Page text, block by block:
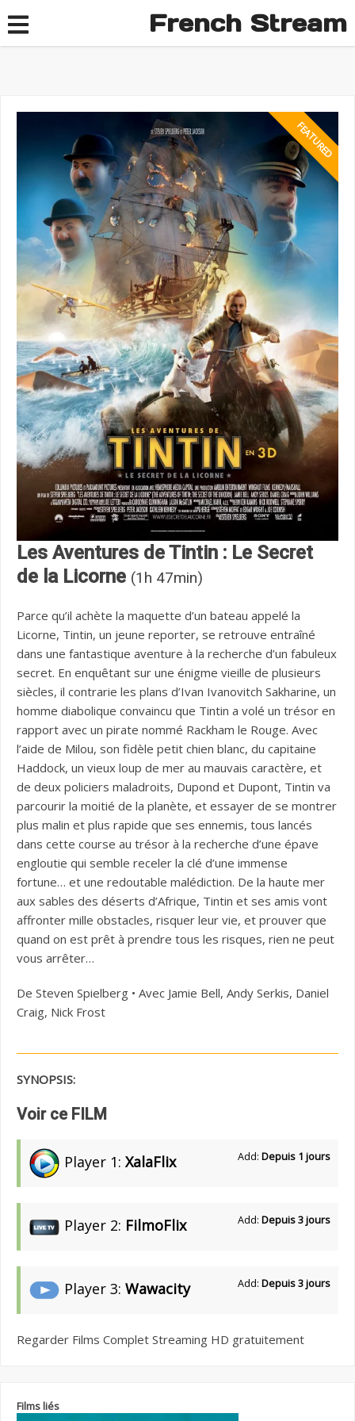
French Stream
Les Aventures de Tintin : Le Secret
de la Licorne (1h 47min)
Parce qu’il achète la maquette d’un bateau appelé la
Licorne, Tintin, un jeune reporter, se retrouve entraîné
dans une fantastique aventure à la recherche d’un fabuleux
secret. En enquêtant sur une énigme vieille de plusieurs
siècles, il contrarie les plans d’Ivan Ivanovitch Sakharine, un
homme diabolique convaincu que Tintin a volé un trésor en
rapport avec un pirate nommé Rackham le Rouge. Avec
l’aide de Milou, son fidèle petit chien blanc, du capitaine
Haddock, un vieux loup de mer au mauvais caractère, et
de deux policiers maladroits, Dupond et Dupont, Tintin va
parcourir la moitié de la planète, et essayer de se montrer
plus malin et plus rapide que ses ennemis, tous lancés
dans cette course au trésor à la recherche d’une épave
engloutie qui semble receler la clé d’une immense
fortune… et une redoutable malédiction. De la haute mer
aux sables des déserts d’Afrique, Tintin et ses amis vont
affronter mille obstacles, risquer leur vie, et prouver que
quand on est prêt à prendre tous les risques, rien ne peut
vous arrêter…
De Steven Spielberg • Avec Jamie Bell, Andy Serkis, Daniel
Craig, Nick Frost
SYNOPSIS:
Voir ce FILM
Player 1: XalaFlix Add: Depuis 1 jours
Player 2: FilmoFlix Add: Depuis 3 jours
Player 3: Wawacity Add: Depuis 3 jours
Regarder Films Complet Streaming HD gratuitement
Films liés